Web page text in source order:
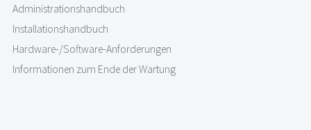
Administrationshandbuch
Installationshandbuch
Hardware-/Software-Anforderungen
Informationen zum Ende der Wartung